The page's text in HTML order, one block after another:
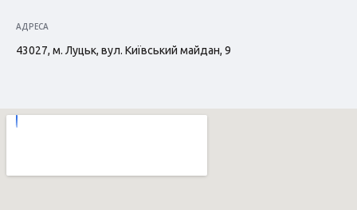
АДРЕСА
43027, м. Луцьк, вул. Київський майдан, 9